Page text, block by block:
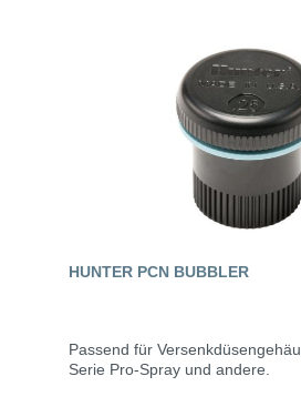
HUNTER PCN BUBBLER
Passend für
Serie Pro-Spray und andere.